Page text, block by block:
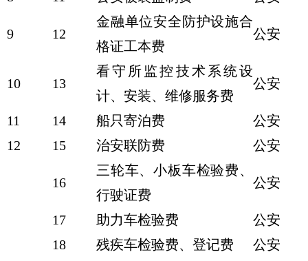
9 12
金融单位安全防护设施合
格证工本费
公安
10 13
看守所监控技术系统设
计、安装、维修服务费
公安
11 14 船只寄泊费
公安
12
15 治安联防费 公安
16
三轮车、小板车检验费、
行驶证费
公安
17 助力车检验费
公安
18
残疾车检验费、登记费 公安